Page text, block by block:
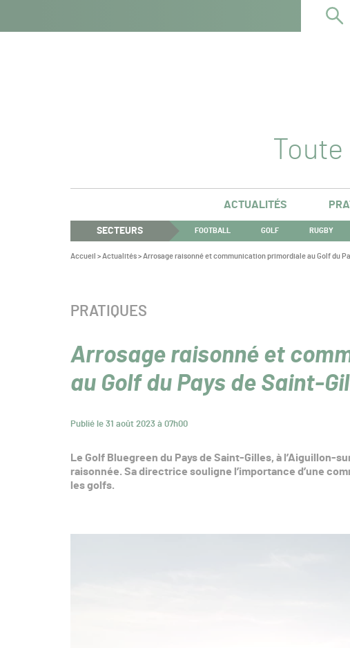
ACTUALITÉS
SECTEURS FOOTBALL GOLF RUGBY
Vous
Accueil >Actualités>Arrosage raisonné et communication primordiale au Golf du
Arrosage raisonné et
au Golf du Pays de Saint-
Publié le 31 août 2023 à 07h00
CATÉGORIE :
PRATIQUES
Le Golf Bluegreen du Pays de Saint-Gilles, à l’Aiguillon-
raisonnée. Sa directrice souligne l’importance d’une
les golfs.